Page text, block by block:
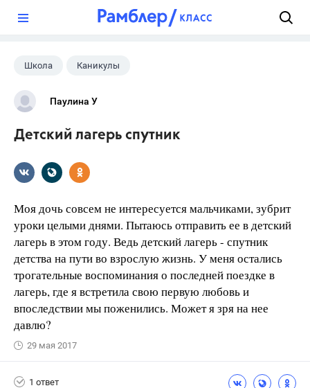
Школа Каникулы
Паулина У
Детский лагерь спутник
Моя дочь совсем не интересуется мальчиками, зубрит
уроки целыми днями. Пытаюсь отправить ее в детский
лагерь в этом году. Ведь детский лагерь - спутник
детства на пути во взрослую жизнь. У меня остались
трогательные воспоминания о последней поездке в
лагерь, где я встретила свою первую любовь и
впоследствии мы поженились. Может я зря на нее
давлю?
29 мая 2017
1 ответ